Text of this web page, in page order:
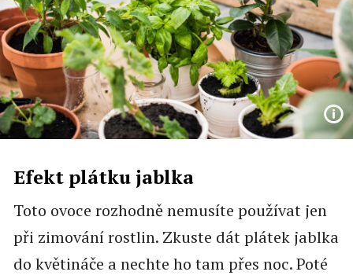
Efekt plátku jablka
Toto ovoce rozhodně nemusíte používat jen
při zimování rostlin. Zkuste dát plátek jablka
do květináče a nechte ho tam přes noc. Poté